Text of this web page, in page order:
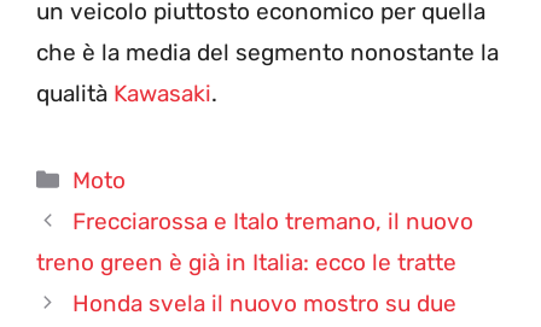
un veicolo piuttosto economico per quella
che è la media del segmento nonostante la
qualità Kawasaki.
Categorie
Moto
Frecciarossa e Italo tremano, il nuovo
treno green è già in Italia: ecco le tratte
Honda svela il nuovo mostro su due